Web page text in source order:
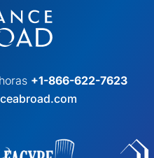
+1-866-622-7623